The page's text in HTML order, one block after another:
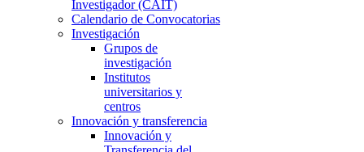
Investigador (CAIT)
Calendario de Convocatorias
Investigación
Grupos de
investigación
Institutos
universitarios y
centros
Innovación y transferencia
Innovación y